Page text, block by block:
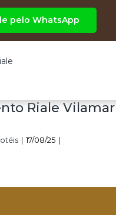
pelo WhatsApp
Riale Vilamar
| 17/08/25 |